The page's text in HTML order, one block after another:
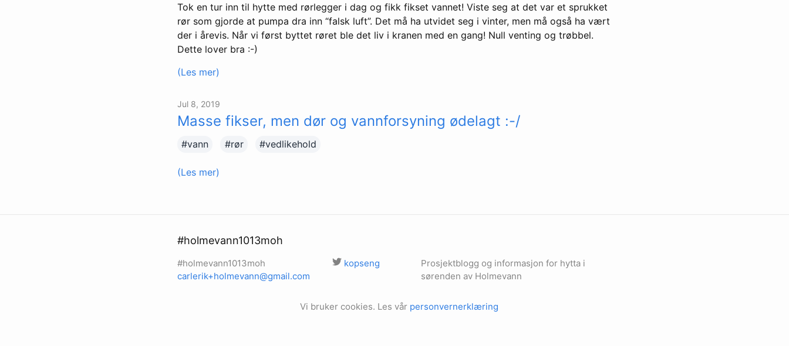
Tok en tur inn til hytte med rørlegger i dag og fikk fikset vannet! Viste seg at det var et sprukket
rør som gjorde at pumpa dra inn “falsk luft”. Det må ha utvidet seg i vinter, men må også ha vært
der i årevis. Når vi først byttet røret ble det liv i kranen med en gang! Null venting og trøbbel.
Dette lover bra :-)
(Les mer)
Jul 8, 2019
Masse fikser, men dør og vannforsyning ødelagt :-/
#vann #rør #vedlikehold
(Les mer)
#holmevann1013moh
#holmevann1013moh
carlerik+holmevann@gmail.com
kopseng
Prosjektblogg og informasjon for hytta i
sørenden av Holmevann
Vi bruker cookies. Les vår personvernerklæring